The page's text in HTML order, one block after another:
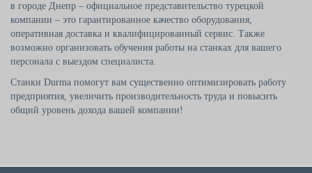
в городе Днепр – официальное представительство турецкой
компании – это гарантированное качество оборудования,
оперативная доставка и квалифицированный сервис. Также
возможно организовать обучения работы на станках для вашего
персонала с выездом специалиста.
Станки Durma помогут вам существенно оптимизировать работу
предприятия, увеличить производительность труда и повысить
общий уровень дохода вашей компании!